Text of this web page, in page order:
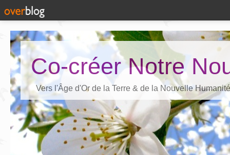
Co-créer Notre
Vers l'Âge d'Or de la Terre & de la Nouvelle Humanité